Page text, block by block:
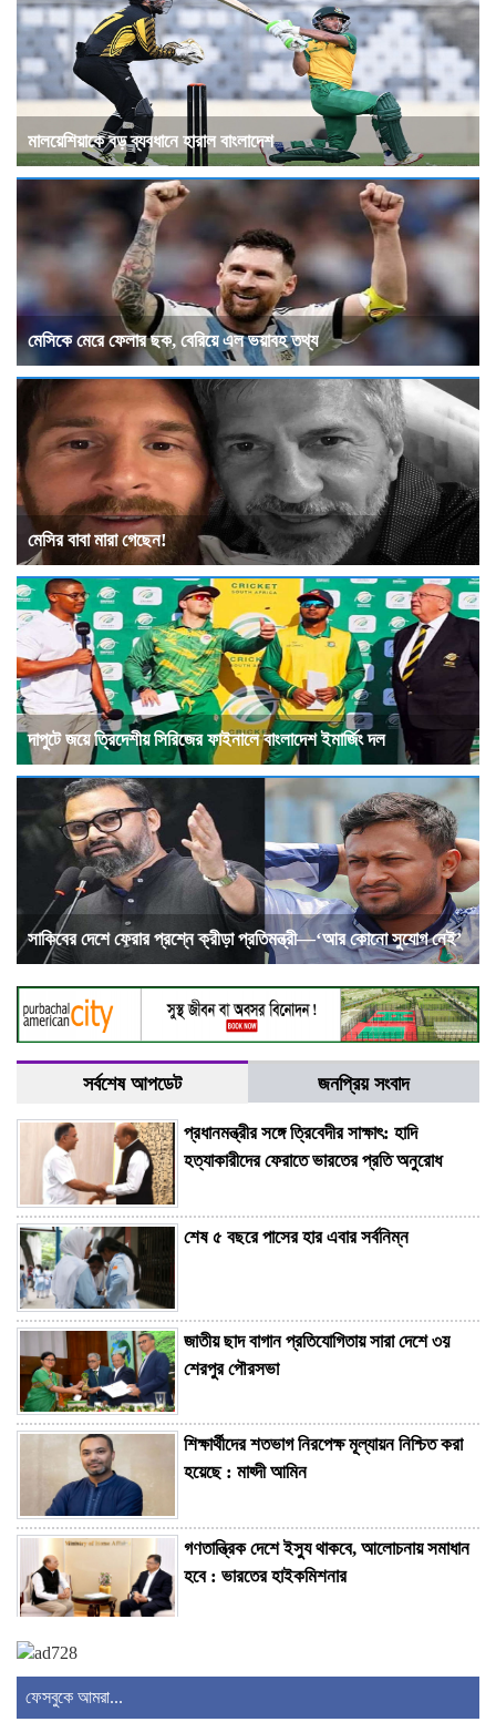
মালয়েশিয়াকে বড় ব্যবধানে হারাল বাংলাদেশ
মেসিকে মেরে ফেলার ছক, বেরিয়ে এল ভয়াবহ তথ্য
মেসির বাবা মারা গেছেন!
দাপুটে জয়ে ত্রিদেশীয় সিরিজের ফাইনালে বাংলাদেশ ইমার্জিং দল
সাকিবের দেশে ফেরার প্রশ্নে ক্রীড়া প্রতিমন্ত্রী—‘আর কোনো সুযোগ নেই’
সর্বশেষ আপডেট জনপ্রিয় সংবাদ
প্রধানমন্ত্রীর সঙ্গে ত্রিবেদীর সাক্ষাৎ: হাদি
হত্যাকারীদের ফেরাতে ভারতের প্রতি অনুরোধ
শেষ ৫ বছরে পাসের হার এবার সর্বনিম্ন
জাতীয় ছাদ বাগান প্রতিযোগিতায় সারা দেশে ৩য়
শেরপুর পৌরসভা
শিক্ষার্থীদের শতভাগ নিরপেক্ষ মূল্যায়ন নিশ্চিত করা
হয়েছে : মাহ্দী আমিন
গণতান্ত্রিক দেশে ইস্যু থাকবে, আলোচনায় সমাধান
হবে : ভারতের হাইকমিশনার
ভারতীয় হাইকমিশনার
ফেসবুকে আমরা...